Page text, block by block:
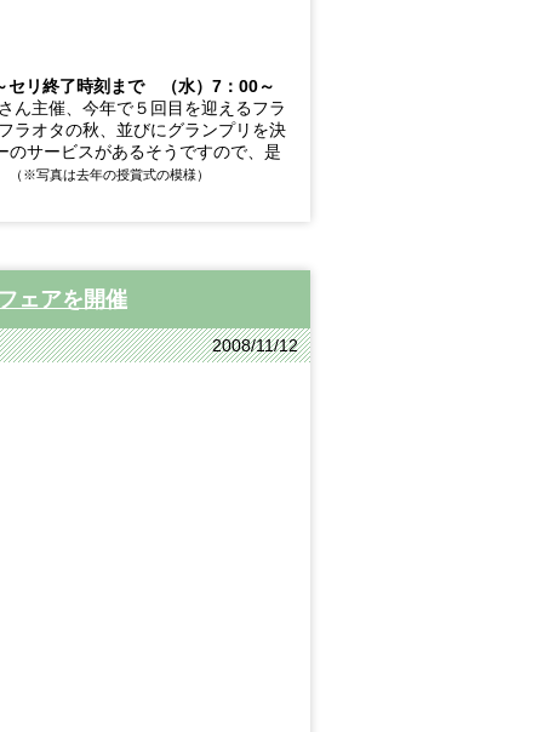
リ終了時刻まで （水）7：00～
ん主催、今年で５回目を迎えるフラ
ラオタの秋、並びにグランプリを決
サービスがあるそうですので、是
（※写真は去年の授賞式の模様）
ェアを開催
2008/11/12